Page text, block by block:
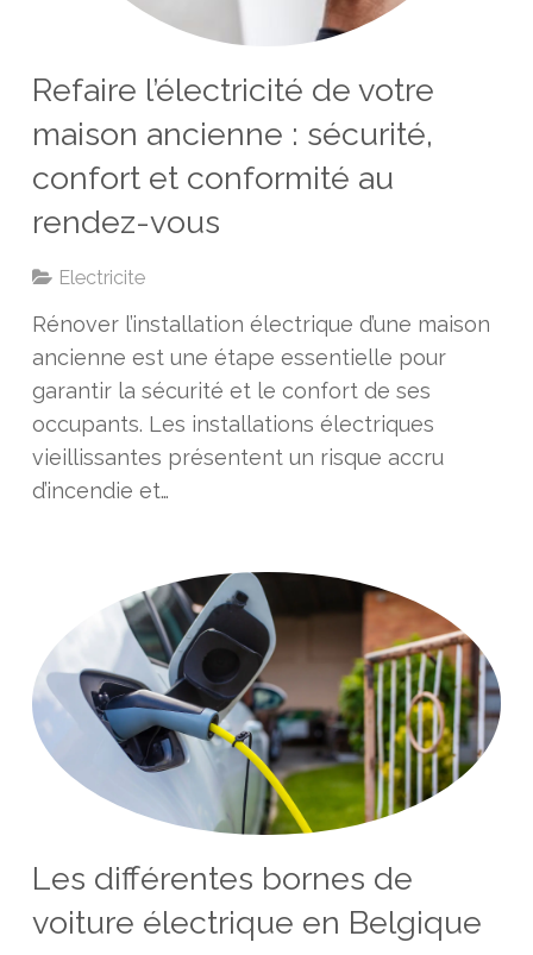
Refaire l’électricité de votre
maison ancienne : sécurité,
confort et conformité au
rendez-vous
Electricite
Rénover l’installation électrique d’une maison
ancienne est une étape essentielle pour
garantir la sécurité et le confort de ses
occupants. Les installations électriques
vieillissantes présentent un risque accru
d’incendie et…
Les différentes bornes de
voiture électrique en Belgique